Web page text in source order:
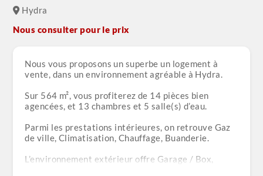
Hydra
Nous consulter pour le prix
Nous vous proposons un superbe un logement à
vente, dans un environnement agréable à Hydra.
Sur 564 m², vous profiterez de 14 pièces bien
agencées, et 13 chambres et 5 salle(s) d’eau.
Parmi les prestations intérieures, on retrouve Gaz
de ville, Climatisation, Chauffage, Buanderie.
L’environnement extérieur offre Garage / Box,